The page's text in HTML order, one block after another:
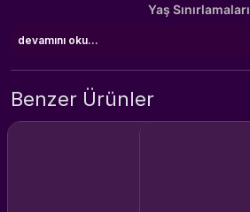
Yaş Sınırlamaları
devamını oku...
Benzer Ürünler